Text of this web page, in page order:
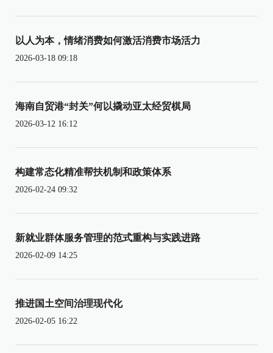
以人为本，情绪消费如何激活消费市场活力
2026-03-18 09:18
海南自贸港“封关”何以撬动亚太经贸棋局
2026-03-12 16:12
构建常态化精准帮扶机制和政策体系
2026-02-24 09:32
新就业群体服务管理的范式重构与实践进路
2026-02-09 14:25
推进国土空间治理现代化
2026-02-05 16:22